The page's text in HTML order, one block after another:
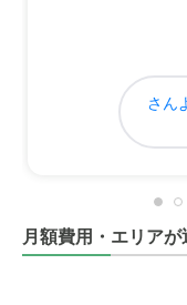
他を知らないので
かと思ったがお世
と。都会と比べれ
さん
月額費用・エリア